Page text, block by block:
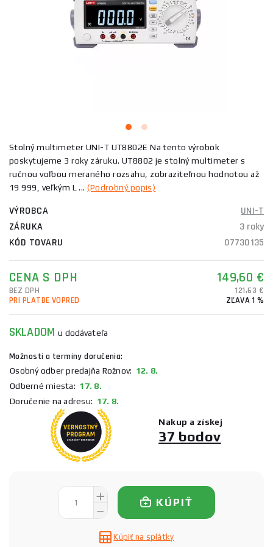
Stolný multimeter UNI-T UT8802E Na tento výrobok
poskytujeme 3 roky záruku. UT8802 je stolný multimeter s
ručnou voľbou meraného rozsahu, zobraziteľnou hodnotou až
19 999, veľkým L ...(Podrobný popis)
VÝROBCA
UNI-T
ZÁRUKA
3 roky
KÓD TOVARU
07730135
CENA S DPH 149,60 €
BEZ DPH
121,63 €
PRI PLATBE VOPRED
ZĽAVA 1 %
SKLADOMu dodávateľa
Možnosti a termíny doručenia:
Osobný odber predajňa Rožnov: 12. 8.
Odberné miesta: 17. 8.
Doručenie na adresu: 17. 8.
Nakup a získej
37 bodov
KÚPIŤ
Kúpiť na splátky